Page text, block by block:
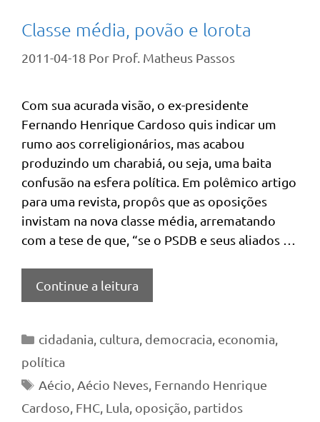
Classe média, povão e lorota
2011-04-18 Por Prof. Matheus Passos
Com sua acurada visão, o ex-presidente
Fernando Henrique Cardoso quis indicar um
rumo aos correligionários, mas acabou
produzindo um charabiá, ou seja, uma baita
confusão na esfera política. Em polêmico artigo
para uma revista, propôs que as oposições
invistam na nova classe média, arrematando
com a tese de que, “se o PSDB e seus aliados …
Continue a leitura
Categorias
cidadania cultura democracia economia
política
Tags
Aécio Aécio Neves, Fernando Henrique
Cardoso FHC Lula oposição partidos